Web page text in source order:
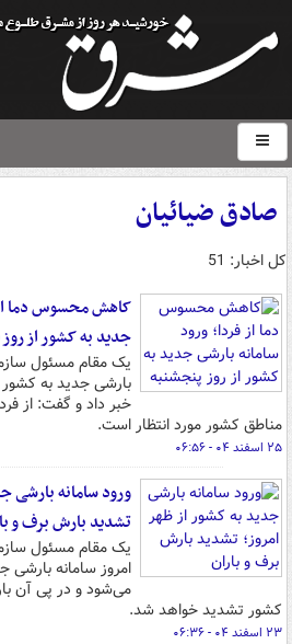
صادق ضیائیان
کل اخبار: 51
کاهش محسوس دما از
جدید به کشور از
یک مقام مسئول
بارشی جدید به
خبر داد و گفت: از
مناطق کشور مورد انتظار است.
۲۵ اسفند ۰۴ - ۰۶:۵۶
ورود سامانه بارشی
تشدید بارش برف و
یک مقام مسئول
امروز سامانه
می‌شود و در پی آن
کشور تشدید خواهد شد.
۲۳ اسفند ۰۴ - ۰۶:۳۶